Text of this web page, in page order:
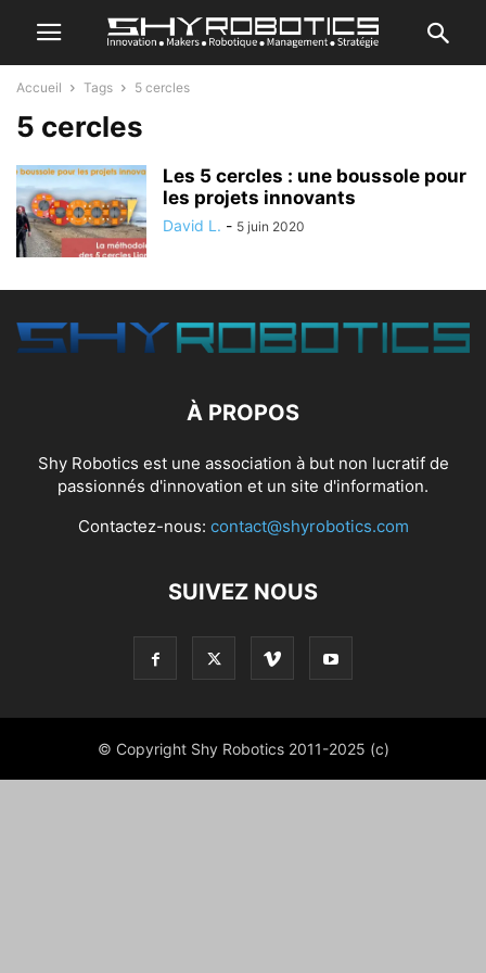
Accueil Tags 5 cercles
5 cercles
Les 5 cercles : une boussole pour
les projets innovants
David L. - 5 juin 2020
À PROPOS
Shy Robotics est une association à but non lucratif de
passionnés d'innovation et un site d'information.
Contactez-nous: contact@shyrobotics.com
SUIVEZ NOUS
© Copyright Shy Robotics 2011-2025 (c)